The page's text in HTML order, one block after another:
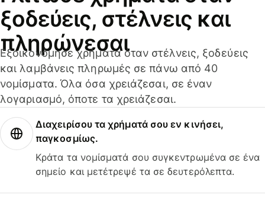
ξοδεύεις, στέλνεις και
πληρώνεσαι
Εξοικονόμησε χρήματα όταν στέλνεις, ξοδεύεις
και λαμβάνεις πληρωμές σε πάνω από 40
νομίσματα. Όλα όσα χρειάζεσαι, σε έναν
λογαριασμό, όποτε τα χρειάζεσαι.
Διαχειρίσου τα χρήματά σου εν κινήσει,
παγκοσμίως.
Κράτα τα νομίσματά σου συγκεντρωμένα σε ένα
σημείο και μετέτρεψέ τα σε δευτερόλεπτα.